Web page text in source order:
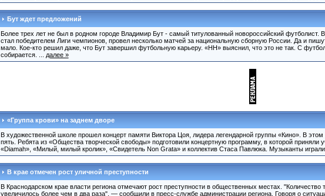
Бут ждет предложений
Более трех лет не был в родном городе Владимир Бут - самый титулованный новороссийский футболист.
стал победителем Лиги чемпионов, провел несколько матчей за национальную сборную России. Да и
мало. Кое-кто решил даже, что Бут завершил футбольную карьеру. «НН» выяснил, что это не так. С
собирается. ...
далее »
«Группа крови» на заднем дворе
В художественной школе прошел концерт памяти Виктора Цоя, лидера легендарной группы «Кино». В
пять. Ребята из «Общества творческой свободы» подготовили концертную программу, в которой приняли
«Diamah», «Милый, милый кролик», «Свидетель Non Grata» и коллектив Стаса Павлюка. Музыканты
В крае отмечен рост уличной преступности
В Краснодарском крае власти региона отмечают рост преступности в общественных местах. "Количество
увеличилось более чем в два раза", — сообщили в пресс-службе администрации региона. Говоря о